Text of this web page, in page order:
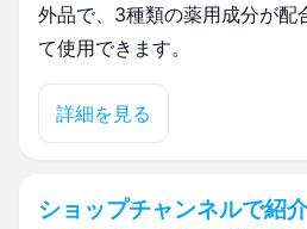
外品で、3種類の薬用成分が配
て使用できます。
詳細を見る
ショップチャンネルで紹